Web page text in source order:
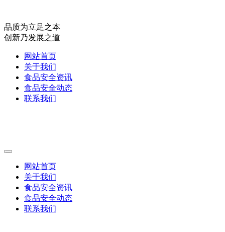
品质为立足之本
创新乃发展之道
网站首页
关于我们
食品安全资讯
食品安全动态
联系我们
网站首页
关于我们
食品安全资讯
食品安全动态
联系我们